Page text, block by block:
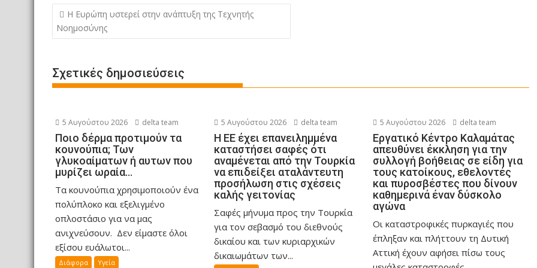
Πλοήγηση
άρθρων
Η Ευρώπη υστερεί στην ανάπτυξη της Τεχνητής
Νοημοσύνης
Σχετικές δημοσιεύσεις
5 Αυγούστου 2026 delta team
Ποιο δέρμα προτιμούν τα
κουνούπια; Των
γλυκοαίματων ή αυτων που
μυρίζει ωραία…
Τα κουνούπια χρησιμοποιούν ένα
πολύπλοκο και εξελιγμένο
οπλοστάσιο για να μας
ανιχνεύσουν. Δεν είμαστε όλοι
εξίσου ευάλωτοι...
Διάφορα Υγεία
5 Αυγούστου 2026 delta team
Η ΕΕ έχει επανειλημμένα
καταστήσει σαφές ότι
αναμένεται από την Τουρκία
να επιδείξει αταλάντευτη
προσήλωση στις σχέσεις
καλής γειτονίας
Σαφές μήνυμα προς την Τουρκία
για τον σεβασμό του διεθνούς
δικαίου και των κυριαρχικών
δικαιωμάτων των...
5 Αυγούστου 2026 delta team
Εργατικό Κέντρο Καλαμάτας
απευθύνει έκκληση για την
συλλογή βοήθειας σε είδη για
τους κατοίκους, εθελοντές
και πυροσβέστες που δίνουν
καθημερινά έναν δύσκολο
αγώνα
Οι καταστροφικές πυρκαγιές που
έπληξαν και πλήττουν τη Δυτική
Αττική έχουν αφήσει πίσω τους